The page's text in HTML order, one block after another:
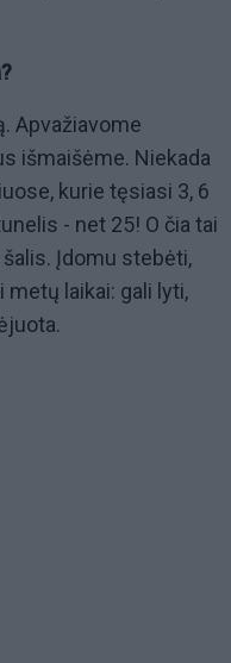
Apvažiavome
išmaišėme. Niekada
kurie tęsiasi 3, 6
- net 25! O čia tai
Įdomu stebėti,
laikai: gali lyti,